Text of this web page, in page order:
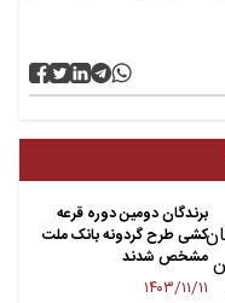
برندگان دومین دوره قرعه
کشی طرح گردونه بانک ملت
مشخص شدند
۱۴۰۳/۱۱/۱۱